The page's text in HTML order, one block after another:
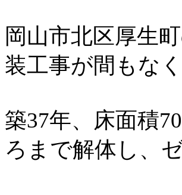
岡山市北区厚生
装工事が間もな
築37年、床面積
ろまで解体し、